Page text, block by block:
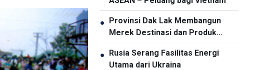
● Provinsi Dak Lak Membangun
Merek Destinasi dan Produk
Pariwisata
● Rusia Serang Fasilitas Energi
Utama dari Ukraina